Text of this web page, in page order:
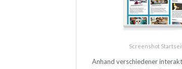
Screenshot
Anhand verschiedener